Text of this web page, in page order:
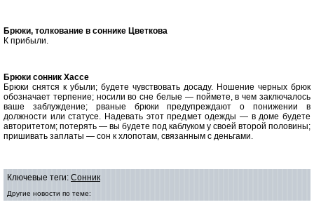
Брюки, толкование в соннике Цветкова
К прибыли.
Брюки cонник Хассе
Брюки снятся к убыли; будете чувствовать досаду. Ношение черных брюк
обозначает терпение; носили во сне белые — поймете, в чем заключалось
ваше заблуждение; рваные брюки предупреждают о понижении в
должности или статусе. Надевать этот предмет одежды — в доме будете
авторитетом; потерять — вы будете под каблуком у своей второй половины;
пришивать заплаты — сон к хлопотам, связанным с деньгами.
Ключевые теги: Сонник
Другие новости по теме: